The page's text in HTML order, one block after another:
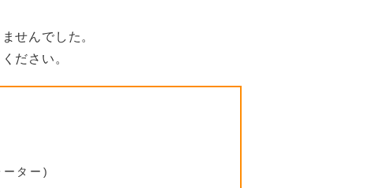
せんでした。
ださい。
ター)